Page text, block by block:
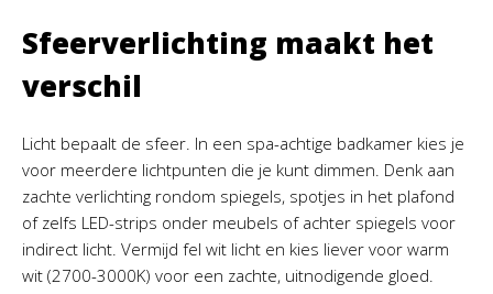
Sfeerverlichting maakt het
verschil
Licht bepaalt de sfeer. In een spa-achtige badkamer kies je
voor meerdere lichtpunten die je kunt dimmen. Denk aan
zachte verlichting rondom spiegels, spotjes in het plafond
of zelfs LED-strips onder meubels of achter spiegels voor
indirect licht. Vermijd fel wit licht en kies liever voor warm
wit (2700-3000K) voor een zachte, uitnodigende gloed.